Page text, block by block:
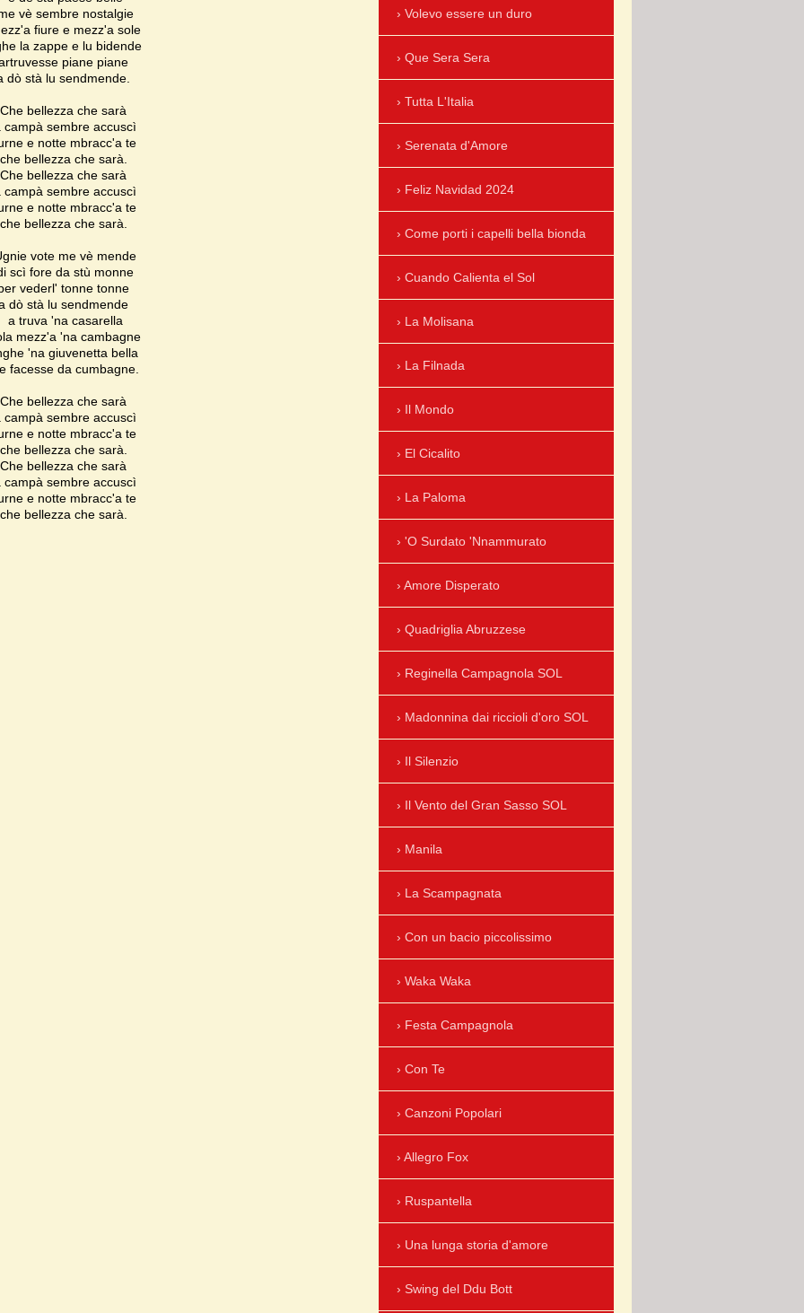
vè sembre nostalgie
fiure e mezz'a sole
la zappe e lu bidende
piane piane
dò stà lu sendmende.
Che bellezza che sarà
campà sembre accuscì
e notte mbracc'a te
che bellezza che sarà.
Che bellezza che sarà
campà sembre accuscì
e notte mbracc'a te
che bellezza che sarà.
vote me vè mende
scì fore da stù monne
vederl' tonne tonne
dò stà lu sendmende
a truva 'na casarella
mezz'a 'na cambagne
'na giuvenetta bella
facesse da cumbagne.
Che bellezza che sarà
campà sembre accuscì
e notte mbracc'a te
che bellezza che sarà.
Che bellezza che sarà
campà sembre accuscì
e notte mbracc'a te
che bellezza che sarà.
Volevo essere un duro
Que Sera Sera
Tutta L'Italia
Serenata d'Amore
Feliz Navidad 2024
Come porti i capelli bella bionda
Cuando Calienta el Sol
La Molisana
La Filnada
Il Mondo
El Cicalito
La Paloma
'O Surdato 'Nnammurato
Amore Disperato
Quadriglia Abruzzese
Reginella Campagnola SOL
Madonnina dai riccioli d'oro SOL
Il Silenzio
Il Vento del Gran Sasso SOL
Manila
La Scampagnata
Con un bacio piccolissimo
Waka Waka
Festa Campagnola
Con Te
Canzoni Popolari
Allegro Fox
Ruspantella
Una lunga storia d'amore
Swing del Ddu Bott